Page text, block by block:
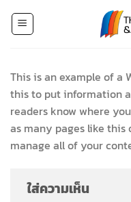
This is an example of a
this to put information
readers know where
as many pages like this
manage all of your
ใส่ความเห็น